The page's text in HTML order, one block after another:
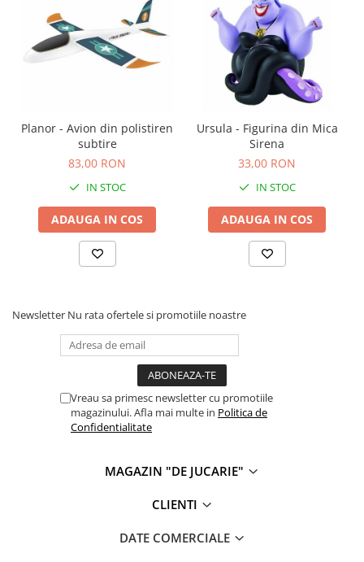
Idei cadou fetite
Cadouri bebelusi
Cadouri ieftine pentru copii
Cadou copii 2 ani
Cadou copii 3 ani
Cadou copii 4 ani
Cadou copii 6 ani
Cadou copii 7 ani
Cadou copii 10 ani
Cadou copii 11 ani
Rechizite scolare
Penar baieti
Planor - Avion din polistiren
subtire
83,00 RON
IN STOC
ADAUGA IN COS
Ursula - Figurina din Mica
Sirena
33,00 RON
IN STOC
ADAUGA IN COS
Newsletter Nu rata ofertele si promotiile noastre
Vreau sa primesc newsletter cu promotiile
magazinului. Afla mai multe in Politica de
Confidentialitate
MAGAZIN "DE JUCARIE"
CLIENTI
DATE COMERCIALE